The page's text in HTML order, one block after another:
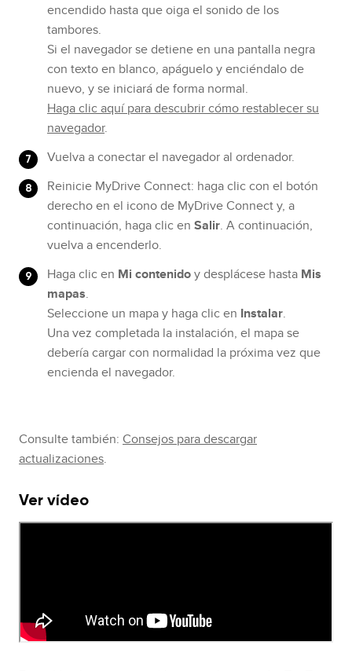
encendido hasta que oiga el sonido de los
tambores.
Si el navegador se detiene en una pantalla negra
con texto en blanco, apáguelo y enciéndalo de
nuevo, y se iniciará de forma normal.
Haga clic aquí para descubrir cómo restablecer su
navegador.
Vuelva a conectar el navegador al ordenador.
Reinicie MyDrive Connect: haga clic con el botón
derecho en el icono de MyDrive Connect y, a
continuación, haga clic en Salir. A continuación,
vuelva a encenderlo.
Haga clic en Mi contenidoy desplácese hasta Mis
mapas.
Seleccione un mapa y haga clic en Instalar.
Una vez completada la instalación, el mapa se
debería cargar con normalidad la próxima vez que
encienda el navegador.
Consulte también: Consejos para descargar
actualizaciones.
Ver vídeo